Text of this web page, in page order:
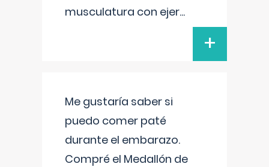
musculatura con ejer...
+
Me gustaría saber si
puedo comer paté
durante el embarazo.
Compré el Medallón de